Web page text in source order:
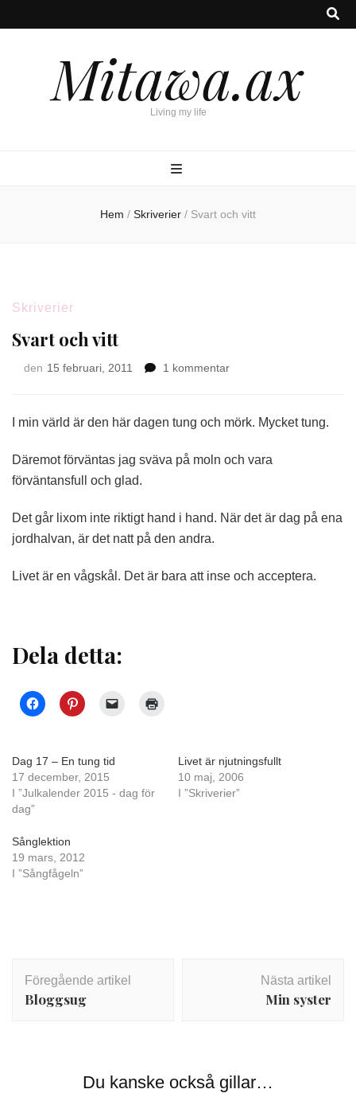
Mitawa.ax
Living my life
Hem / Skriverier / Svart och vitt
Skriverier
Svart och vitt
den 15 februari, 2011 1 kommentartill
vitt
I min värld är den här dagen tung och mörk. Mycket tung.
Däremot förväntas jag sväva på moln och vara
förväntansfull och glad.
Det går lixom inte riktigt hand i hand. När det är dag på ena
jordhalvan, är det natt på den andra.
Livet är en vågskål. Det är bara att inse och acceptera.
Dela detta:
Dag 17 – En tung tid
17 december, 2015
I ”Julkalender 2015 - dag för
dag”
Livet är njutningsfullt
10 maj, 2006
I ”Skriverier”
Sånglektion
19 mars, 2012
I ”Sångfågeln”
Föregående artikel
Bloggsug
Nästa artikel
Min syster
Du kanske också gillar…